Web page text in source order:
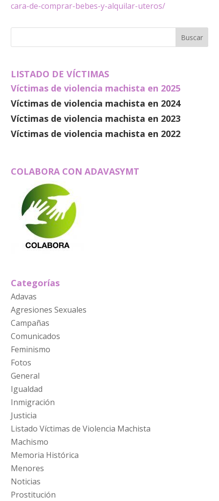
cara-de-comprar-bebes-y-alquilar-uteros/
LISTADO DE VÍCTIMAS
Víctimas de violencia machista en 2025
Víctimas de violencia machista en 2024
Víctimas de violencia machista en 2023
Víctimas de violencia machista en 2022
COLABORA CON ADAVASYMT
Categorías
Adavas
Agresiones Sexuales
Campañas
Comunicados
Feminismo
Fotos
General
Igualdad
Inmigración
Justicia
Listado Víctimas de Violencia Machista
Machismo
Memoria Histórica
Menores
Noticias
Prostitución